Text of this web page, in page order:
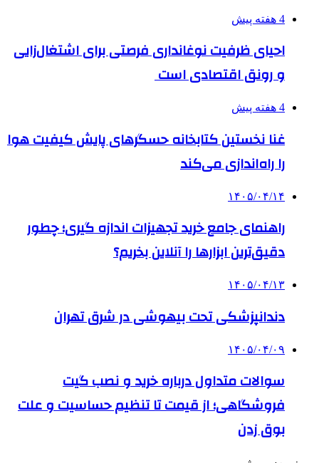
4 هفته پیش
احیای ظرفیت نوغانداری فرصتی برای اشتغال‌زایی
و رونق اقتصادی است
4 هفته پیش
غنا نخستین کتابخانه حسگرهای پایش کیفیت هوا
را راه‌اندازی می‌کند
۱۴۰۵/۰۴/۱۴
راهنمای جامع خرید تجهیزات اندازه گیری؛ چطور
دقیق‌ترین ابزارها را آنلاین بخریم؟
۱۴۰۵/۰۴/۱۳
دندانپزشکی تحت بیهوشی در شرق تهران
۱۴۰۵/۰۴/۰۹
سوالات متداول درباره خرید و نصب گیت
فروشگاهی؛ از قیمت تا تنظیم حساسیت و علت
بوق زدن